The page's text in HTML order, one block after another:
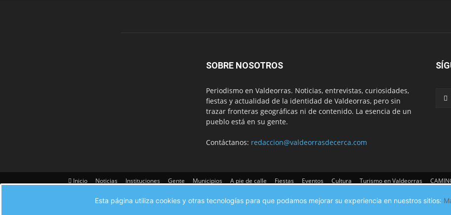
SOBRE NOSOTROS
Periodismo en Valdeorras. Noticias, entrevistas, curiosidades,
fiestas y actualidad de la identidad de Valdeorras, pero sin
trazar fronteras geográficas ni de contenido. La esencia de un
pueblo está en su gente.
Contáctanos: redaccion@valdeorrasdecerca.com
Inicio Noticias Instituciones Gente Municipios A pie de calle Fiestas Eventos Cultura Turismo en Valdeorras
Esta página utiliza cookies y otras tecnologías para que podamos mejorar su experiencia en nuestros sitios: